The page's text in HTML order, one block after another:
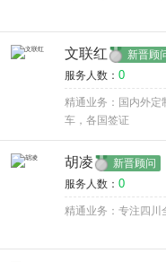
文联红 新晋顾
服务人数： 0
精通业务：国内外定
车，各国签证
胡凌 新晋顾问
服务人数： 0
精通业务：专注四川